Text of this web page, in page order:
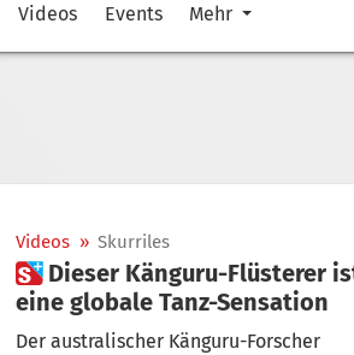
Videos Events Mehr
Videos » Skurriles
 Dieser Känguru-Flüsterer ist
eine globale Tanz-Sensation
Der australischer Känguru-Forscher